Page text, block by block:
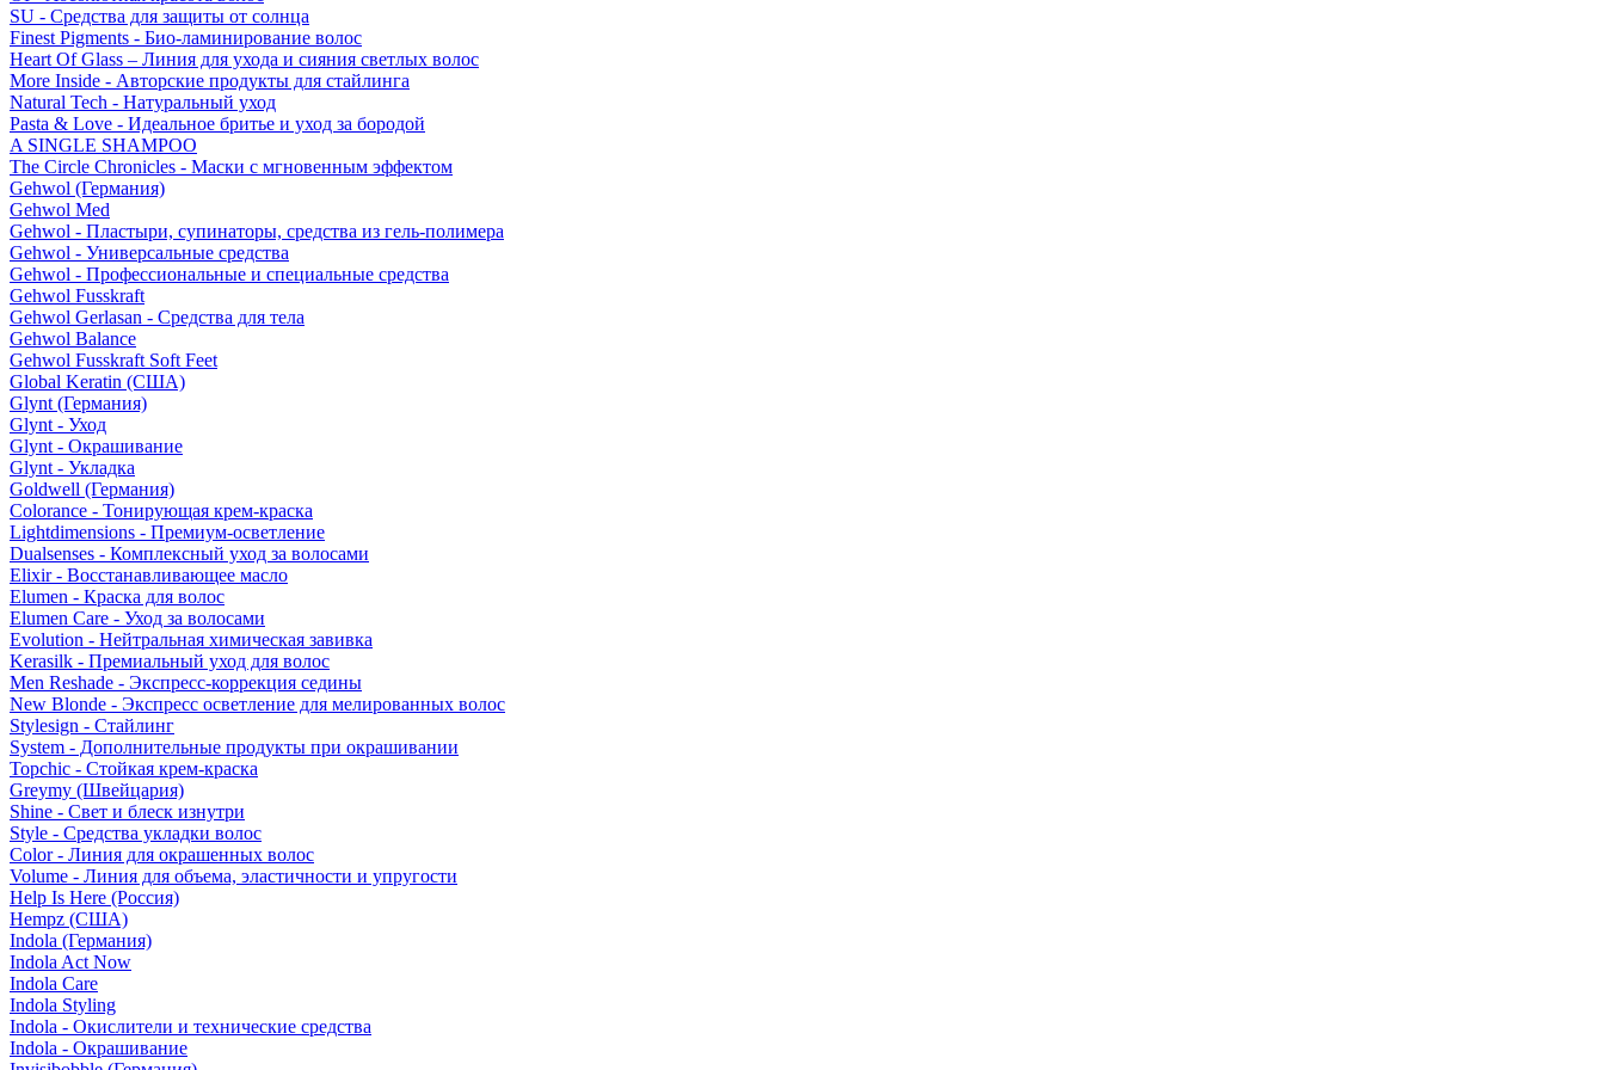
SU - Средства для защиты от солнца
Finest Pigments - Био-ламинирование волос
Heart Of Glass – Линия для ухода и сияния светлых волос
More Inside - Авторские продукты для стайлинга
Natural Tech - Натуральный уход
Pasta & Love - Идеальное бритье и уход за бородой
A SINGLE SHAMPOO
The Circle Chronicles - Маски с мгновенным эффектом
Gehwol (Германия)
Gehwol Med
Gehwol - Пластыри, супинаторы, средства из гель-полимера
Gehwol - Универсальные средства
Gehwol - Профессиональные и специальные средства
Gehwol Fusskraft
Gehwol Gerlasan - Средства для тела
Gehwol Balance
Gehwol Fusskraft Soft Feet
Global Keratin (США)
Glynt (Германия)
Glynt - Уход
Glynt - Окрашивание
Glynt - Укладка
Goldwell (Германия)
Colorance - Тонирующая крем-краска
Lightdimensions - Премиум-осветление
Dualsenses - Комплексный уход за волосами
Elixir - Восстанавливающее масло
Elumen - Краска для волос
Elumen Care - Уход за волосами
Evolution - Нейтральная химическая завивка
Kerasilk - Премиальный уход для волос
Men Reshade - Экспресс-коррекция седины
New Blonde - Экспресс осветление для мелированных волос
Stylesign - Стайлинг
System - Дополнительные продукты при окрашивании
Topchic - Стойкая крем-краска
Greymy (Швейцария)
Shine - Свет и блеск изнутри
Style - Средства укладки волос
Color - Линия для окрашенных волос
Volume - Линия для объема, эластичности и упругости
Help Is Here (Россия)
Hempz (США)
Indola (Германия)
Indola Act Now
Indola Care
Indola Styling
Indola - Окислители и технические средства
Indola - Окрашивание